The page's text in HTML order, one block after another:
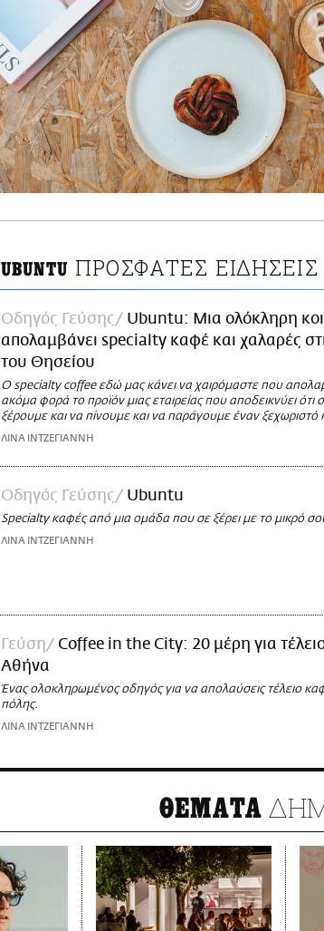
UBUNTU ΠΡΟΣΦΑΤΕΣ ΕΙΔΗΣΕΙΣ
Οδηγός Γεύσης
Ubuntu: Μια ολόκληρη
απολαμβάνει specialty καφέ και χαλαρές
του Θησείου
Ο specialty coffee εδώ μας κάνει να χαιρόμαστε που
ακόμα φορά το προϊόν μιας εταιρείας που αποδεικνύει ότι
ξέρουμε και να πίνουμε και να παράγουμε έναν ξεχωριστό
ΛΙΝΑ ΙΝΤΖΕΓΙΑΝΝΗ
Οδηγός Γεύσης Ubuntu
Specialty καφές από μια ομάδα που σε ξέρει με το μικρό
ΛΙΝΑ ΙΝΤΖΕΓΙΑΝΝΗ
Γεύση
Coffee in the City: 20 μέρη για
Αθήνα
Ένας ολοκληρωμένος οδηγός για να απολαύσεις τέλειο
πόλης.
ΛΙΝΑ ΙΝΤΖΕΓΙΑΝΝΗ
ΘΕΜΑΤΑ